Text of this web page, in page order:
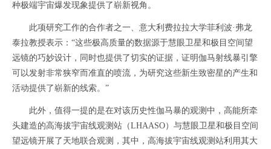
种极端宇宙爆发现象提供了崭新视角。
此项研究工作的合作者之一、意大利费拉拉大学菲利波·弗龙
泰拉教授表示：“这些极高质量的数据源于慧眼卫星和极目空间望
远镜的巧妙设计，同时也提供了切实的证据，证明伽马射线暴引擎
可以发射非常狭窄而准直的喷流，为研究这些新生致密星的产生和
活动提供了崭新的线索。”
此外，值得一提的是在对该历史性伽马暴的观测中，高能所牵
头建造的高海拔宇宙线观测站（LHAASO）与慧眼卫星和极目空间
望远镜开展了天地联合观测，其中，高海拔宇宙线观测站利用其大